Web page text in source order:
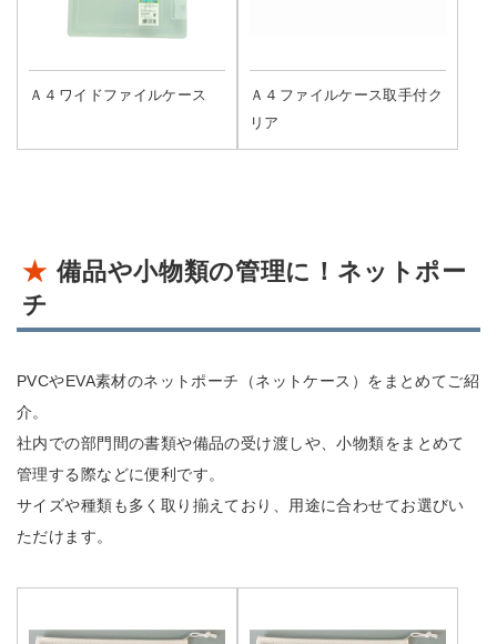
Ａ４ワイドファイルケース
Ａ４ファイルケース取手付ク
リア
備品や小物類の管理に！ネットポー
チ
PVCやEVA素材のネットポーチ（ネットケース）をまとめてご紹
介。
社内での部門間の書類や備品の受け渡しや、小物類をまとめて
管理する際などに便利です。
サイズや種類も多く取り揃えており、用途に合わせてお選びい
ただけます。